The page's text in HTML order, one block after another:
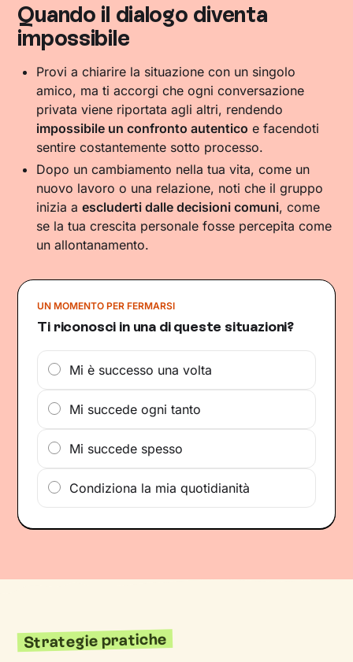
Quando il dialogo diventa
impossibile
Provi a chiarire la situazione con un singolo
amico, ma ti accorgi che ogni conversazione
privata viene riportata agli altri, rendendo
impossibile un confronto autentico e facendoti
sentire costantemente sotto processo.
Dopo un cambiamento nella tua vita, come un
nuovo lavoro o una relazione, noti che il gruppo
inizia aescluderti dalle decisioni comuni, come
se la tua crescita personale fosse percepita come
un allontanamento.
UN MOMENTO PER FERMARSI
Ti riconosci in una di queste situazioni?
Mi è successo una volta
Mi succede ogni tanto
Mi succede spesso
Condiziona la mia quotidianità
Strategie pratiche